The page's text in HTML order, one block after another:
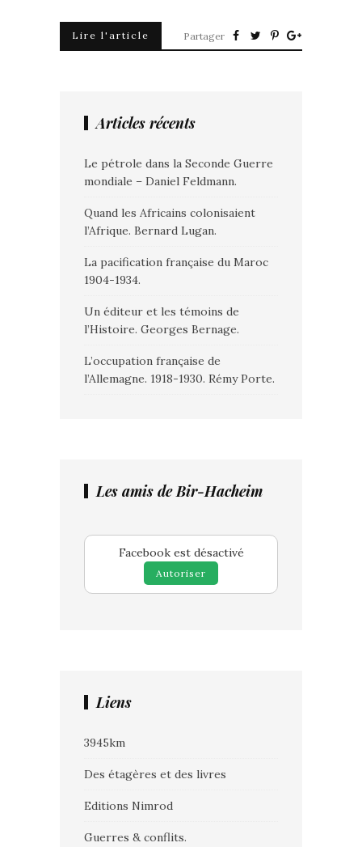
Lire l'article Partager
Articles récents
Le pétrole dans la Seconde Guerre
mondiale – Daniel Feldmann.
Quand les Africains colonisaient
l’Afrique. Bernard Lugan.
La pacification française du Maroc
1904-1934.
Un éditeur et les témoins de
l’Histoire. Georges Bernage.
L’occupation française de
l’Allemagne. 1918-1930. Rémy Porte.
Les amis de Bir-Hacheim
Facebook est désactivé
Autoriser
Liens
3945km
Des étagères et des livres
Editions Nimrod
Guerres & conflits.